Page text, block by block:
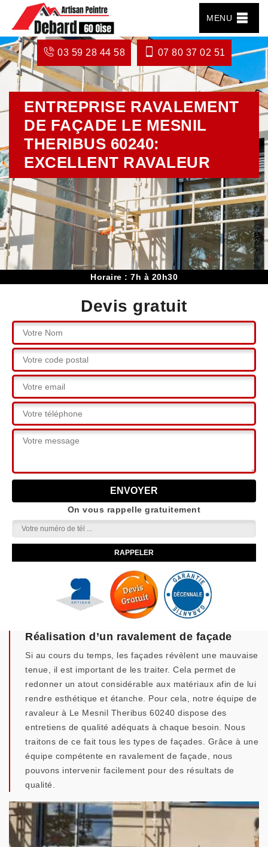
MENU
03 59 28 44 58 07 80 37 02 51
ENTREPRISE RAVALEMENT
DE FAÇADE LE MESNIL
THERIBUS 60240:
EXCELLENT RAVALEUR
Horaire : 7h à 20h30
Devis gratuit
On vous rappelle gratuitement
Réalisation d’un ravalement de façade
Si au cours du temps, les façades révèlent une mauvaise
tenue, il est important de les traiter. Cela permet de
redonner un atout considérable aux matériaux afin de lui
rendre esthétique et étanche. Pour cela, notre équipe de
ravaleur à Le Mesnil Theribus 60240 dispose des
entretiens de qualité adéquats à chaque besoin. Nous
traitons de ce fait tous les types de façades. Grâce à une
équipe compétente en ravalement de façade, nous
pouvons intervenir facilement pour des résultats de
qualité.